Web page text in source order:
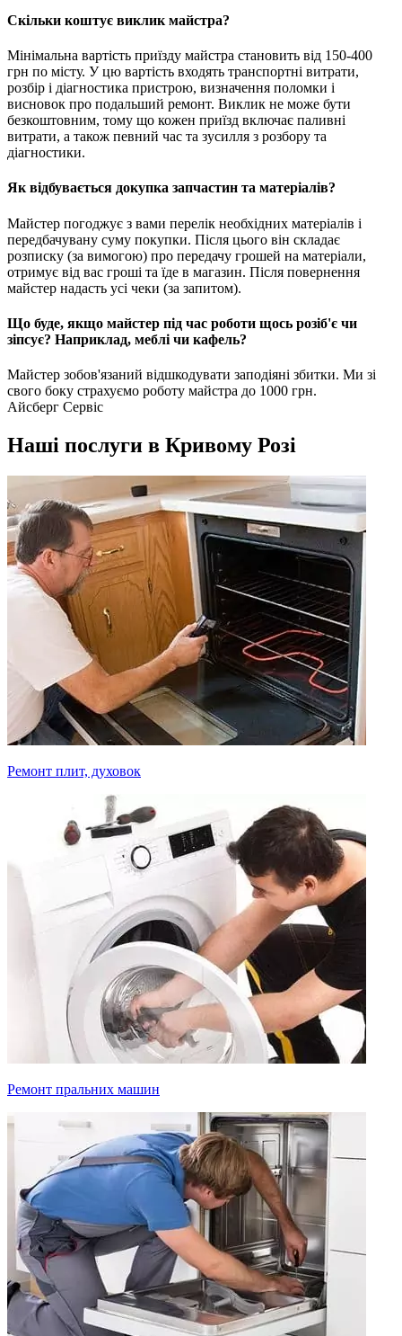
Скільки коштує виклик майстра?
Мінімальна вартість приїзду майстра становить від 150-400
грн по місту. У цю вартість входять транспортні витрати,
розбір і діагностика пристрою, визначення поломки і
висновок про подальший ремонт. Виклик не може бути
безкоштовним, тому що кожен приїзд включає паливні
витрати, а також певний час та зусилля з розбору та
діагностики.
Як відбувається докупка запчастин та матеріалів?
Майстер погоджує з вами перелік необхідних матеріалів і
передбачувану суму покупки. Після цього він складає
розписку (за вимогою) про передачу грошей на матеріали,
отримує від вас гроші та їде в магазин. Після повернення
майстер надасть усі чеки (за запитом).
Що буде, якщо майстер під час роботи щось розіб'є чи
зіпсує? Наприклад, меблі чи кафель?
Майстер зобов'язаний відшкодувати заподіяні збитки. Ми зі
свого боку страхуємо роботу майстра до 1000 грн.
Айсберг Сервіс
Наші послуги в Кривому Розі
Ремонт плит, духовок
Ремонт пральних машин